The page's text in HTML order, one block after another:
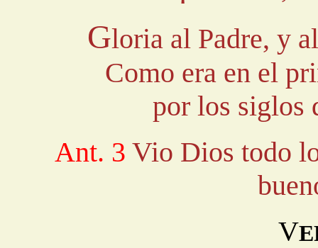
Gloria al Padre, y
Como era en el
por los siglos
Ant. 3 Vio Dios todo
V